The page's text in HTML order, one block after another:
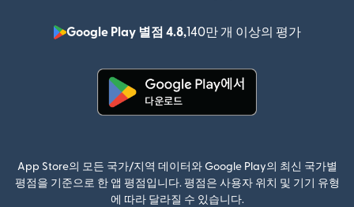
Google Play 별점 4.8,140만 개 이상의 평가
App Store의 모든 국가/지역 데이터와 Google Play의 최신 국가별
평점을 기준으로 한 앱 평점입니다. 평점은 사용자 위치 및 기기 유형
에 따라 달라질 수 있습니다.